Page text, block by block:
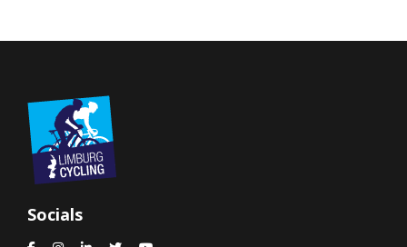
Socials